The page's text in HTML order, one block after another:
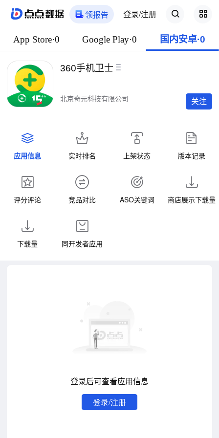
领报告 登录/注册
App Store·0 Google Play·0 国内安卓·0
360手机卫士
北京奇元科技有限公司 关注
应用信息 实时排名 上架状态 版本记录
评分评论 竞品对比 ASO关键词 商店展示下载量
下载量 同开发者应用
登录后可查看应用信息
登录/注册